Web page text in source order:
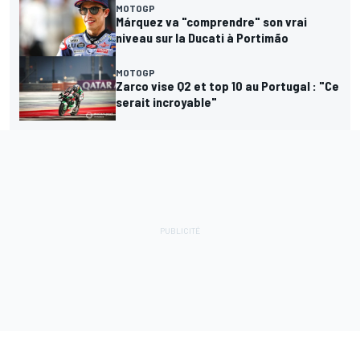
MOTOGP
Márquez va "comprendre" son vrai
niveau sur la Ducati à Portimão
MOTOGP
Zarco vise Q2 et top 10 au Portugal : "Ce
serait incroyable"